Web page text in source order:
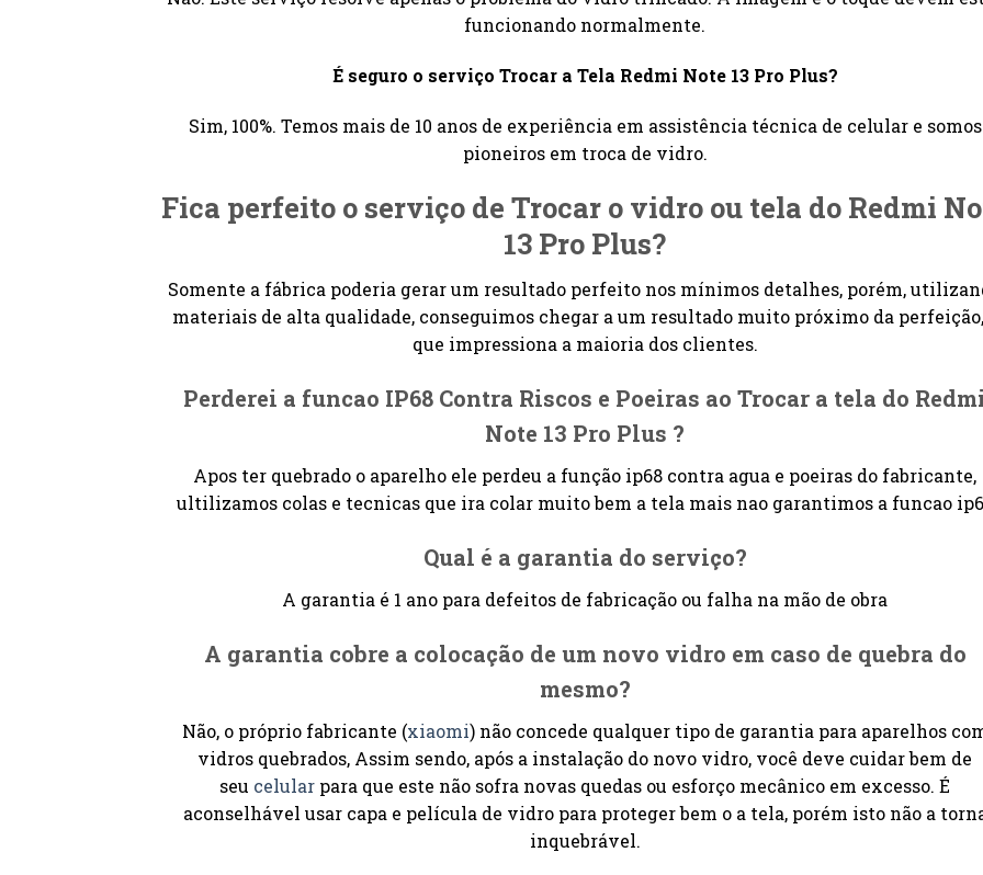
funcionando normalmente.
É seguro o serviço Trocar a Tela Redmi Note 13 Pro Plus?
Sim, 100%. Temos mais de 10 anos de experiência em assistência técnica de celular e somos
pioneiros em troca de vidro.
Fica perfeito o serviço de Trocar o vidro ou tela do Redmi
13 Pro Plus?
Somente a fábrica poderia gerar um resultado perfeito nos mínimos detalhes, porém,
materiais de alta qualidade, conseguimos chegar a um resultado muito próximo da
que impressiona a maioria dos clientes.
Perderei a funcao IP68 Contra Riscos e Poeiras ao Trocar a tela do
Note 13 Pro Plus ?
Apos ter quebrado o aparelho ele perdeu a função ip68 contra agua e poeiras do fabricante,
ultilizamos colas e tecnicas que ira colar muito bem a tela mais nao garantimos a funcao
Qual é a garantia do serviço?
A garantia é 1 ano para defeitos de fabricação ou falha na mão de obra
A garantia cobre a colocação de um novo vidro em caso de quebra do
mesmo?
Não, o próprio fabricante (xiaomi) não concede qualquer tipo de garantia para aparelhos
vidros quebrados, Assim sendo, após a instalação do novo vidro, você deve cuidar bem de
seu celular para que este não sofra novas quedas ou esforço mecânico em excesso. É
aconselhável usar capa e película de vidro para proteger bem o a tela, porém isto não a
inquebrável.